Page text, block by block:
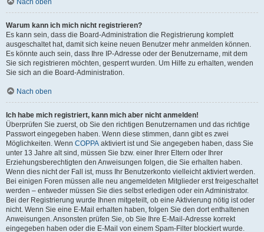
Nach oben
Warum kann ich mich nicht registrieren?
Es kann sein, dass die Board-Administration die Registrierung komplett
ausgeschaltet hat, damit sich keine neuen Benutzer mehr anmelden können.
Es könnte auch sein, dass Ihre IP-Adresse oder der Benutzername, mit dem
Sie sich registrieren möchten, gesperrt wurden. Um Hilfe zu erhalten, wenden
Sie sich an die Board-Administration.
Nach oben
Ich habe mich registriert, kann mich aber nicht anmelden!
Überprüfen Sie zuerst, ob Sie den richtigen Benutzernamen und das richtige
Passwort eingegeben haben. Wenn diese stimmen, dann gibt es zwei
Möglichkeiten. Wenn COPPA aktiviert ist und Sie angegeben haben, dass Sie
unter 13 Jahre alt sind, müssen Sie bzw. einer Ihrer Eltern oder Ihrer
Erziehungsberechtigten den Anweisungen folgen, die Sie erhalten haben.
Wenn dies nicht der Fall ist, muss Ihr Benutzerkonto vielleicht aktiviert werden.
Bei einigen Foren müssen alle neu angemeldeten Mitglieder erst freigeschaltet
werden – entweder müssen Sie dies selbst erledigen oder ein Administrator.
Bei der Registrierung wurde Ihnen mitgeteilt, ob eine Aktivierung nötig ist oder
nicht. Wenn Sie eine E-Mail erhalten haben, folgen Sie den dort enthaltenen
Anweisungen. Ansonsten prüfen Sie, ob Sie Ihre E-Mail-Adresse korrekt
eingegeben haben oder die E-Mail von einem Spam-Filter blockiert wurde.